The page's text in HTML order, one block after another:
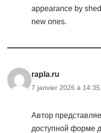
appearance by
new ones.
rapla.ru
7 janvier 2026 à 14:35
Автор
доступной форме